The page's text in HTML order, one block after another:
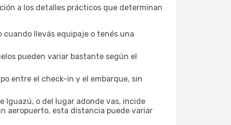
a los detalles prácticos que determinan
cuando llevás equipaje o tenés una
pueden variar bastante según el
entre el check-in y el embarque, sin
Iguazú, o del lugar adonde vas, incide
aeropuerto, esta distancia puede variar